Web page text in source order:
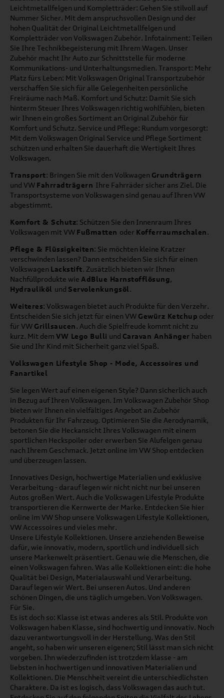
Leichtmetallfelgen und Kompletträder: Gehen Sie stilvoll auf
Nummer Sicher. Mit dem anspruchsvollen Design und der
hohen Qualität der Original Leichtmetallfelgen und
Kompletträder von Volkswagen Zubehör. Infotainment: Teilen
Sie Ihre Technikbegeisterung mit Ihrem Wagen. Unser
Zubehör macht Ihr Auto zur Schnittstelle für moderne
Kommunikations- und Unterhaltungsmedien. Transport: Mehr
Platz fürs Leben: Mit Volkswagen Original Transportzubehör
verschaffen Sie sich für alle Gelegenheiten persönliche
Freiräume nach Maß. Komfort und Schutz: Damit Sie sich
hinterm Steuer Ihres Volkswagen richtig wohlfühlen, bieten
wir Ihnen ein großes Sortiment an Original Zubehör für
Komfort und Schutz. Service und Pflege: Rundum vorgesorgt:
Mit dem Volkswagen Original Service und Pflege Sortiment
schützen und erhalten Sie dauerhaft die Wertigkeit Ihres
Volkswagen.
Transport: Bringen Sie mit den Volkwagen Grundträgern
und VW Fahrradträgern Ihre Fahrräder sicher ans Ziel. Die
Transportsysteme von Volkswagen sind genau auf Ihren VW
abgestimmt.
Komfort & Schutz: Schützen Sie den Innenraum Ihres
Volkswagen mit VW Fußmatten oder Kofferraumschalen.
Pflege & Flüssigkeiten: Sie möchten kleine Kratzer
verschwinden lassen? Dann entscheiden Sie sich für einen
Volkswagen Lackstift. Zusätzlich bieten wir Ihnen
Nachfüllprodukte wie AdBlue Harnstofflösung,
Hydrauliköl und Servolenkungsöl.
Weiteres: Volkswagen bietet auch Produkte für den Verzehr.
Entscheiden Sie sich jetzt für einen VW Gewürz Ketchup oder
für VW Grillsaucen. Auch die Spielfreude kommt nicht zu
kurz. Mit dem VW Lego Bulli und Caravan Anhänger haben
Sie und Ihr Kind mit Sicherheit ganz viel Spaß.
Volkswagen Lifestyle Shop - Mode, Accessoires und
Fanartikel
Sie legen Wert auf einen eigenen Style? Dann sicherlich auch
in Bezug auf Ihren Volkswagen. Im Volkswagen Zubehör Shop
bieten wir Ihnen ein vielfältiges Angebot an Zubehör
Produkten für Ihr Fahrzeug. Optimieren Sie die Aerodynamik,
betonen Sie die Heckansicht Ihres Volkswagen mit einem
sportlichen Heckspoiler oder erwerben Sie Alufelgen genau
nach Ihrem Geschmack. Jetzt online im VW Shop entdecken
und überzeugen lassen.
Innovatives Design, hochwertige Materialien und exklusive
Verarbeitung - darauf legen wir nicht nicht nur bei unseren
Autos großen Wert. Auch die Volkswagen Lifestyle Produkte
transportieren die Kernwerte der Marke. Entdecken Sie hier
online im VW Shop unsere Volkswagen Lifestyle Kollektionen,
VW Accessoires und vieles mehr.
Unsere Lifestyle Kollektionen. Unsere anziehenden Beweise
dafür, wie innovativ, modern, sportlich und individuell sich
unsere Markenwelt präsentiert. Genau wie die Menschen, die
einen Volkswagen fahren. Was alle Kollektionen eint: die hohe
Qualität bei Design, Materialauswahl und Verarbeitung.
Darauf legen wir Wert. Bei unseren Autos. Und anderen
schönen Dingen, die uns täglich umgeben. Von Volkswagen.
Für Sie.
Es ist doch so: Klasse ist etwas anderes als Stil. Produkte von
Volkswagen haben Klasse, sind hochwertig und innovativ. Noch
dazu verantwortungsvoll in der Herstellung. Was den Stil
angeht, so haben wir unseren eigenen; Stil lässt man sich nicht
vorgeben. Ihn wiederzufinden ist trotzdem klasse - am
liebsten in hochwertigen und innovativen Materialien und
Kollektionen. Die Menschheit vereint die unterschiedlichsten
Charaktere. Da ist es logisch, dass Volkswagen das auch tut.